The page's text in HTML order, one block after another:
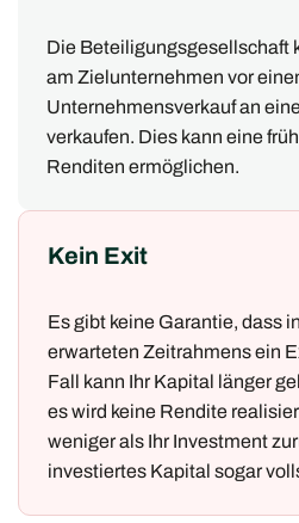
Die Beteiligungsgesellschaft
am Zielunternehmen vor
Unternehmensverkauf an
verkaufen. Dies kann eine
Renditen ermöglichen.
Kein Exit
Es gibt keine Garantie, dass
erwarteten Zeitrahmens ein
Fall kann Ihr Kapital länger
es wird keine Rendite
weniger als Ihr Investment
investiertes Kapital sogar